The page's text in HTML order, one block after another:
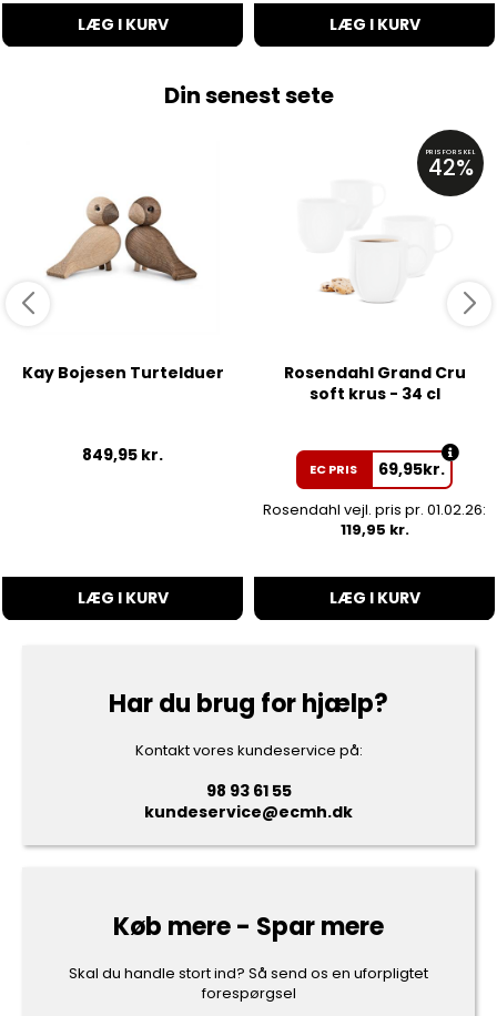
LÆG I KURV LÆG I KURV
Din senest sete
Kay Bojesen Turtelduer
849,95 kr.
LÆG I KURV
PRISFORSKEL
42%
Rosendahl Grand Cru
soft krus - 34 cl
EC PRIS 69,95kr.
Rosendahl vejl. pris pr. 01.02.26:
119,95 kr.
LÆG I KURV
Har du brug for hjælp?
Kontakt vores kundeservice på:
98 93 61 55
kundeservice@ecmh.dk
Køb mere - Spar mere
Skal du handle stort ind? Så send os en uforpligtet
forespørgsel